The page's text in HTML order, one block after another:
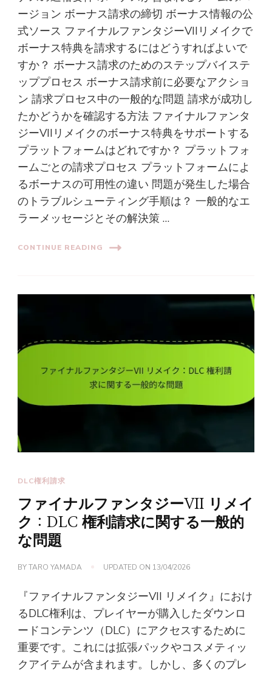
ージョン ボーナス請求の締切 ボーナス情報の公
式ソース ファイナルファンタジーVIIリメイクで
ボーナス特典を請求するにはどうすればよいで
すか？ ボーナス請求のためのステップバイステ
ッププロセス ボーナス請求前に必要なアクショ
ン 請求プロセス中の一般的な問題 請求が成功し
たかどうかを確認する方法 ファイナルファンタ
ジーVIIリメイクのボーナス特典をサポートする
プラットフォームはどれですか？ プラットフォ
ームごとの請求プロセス プラットフォームによ
るボーナスの可用性の違い 問題が発生した場合
のトラブルシューティング手順は？ 一般的なエ
ラーメッセージとその解決策 …
CONTINUE READING
DLC権利請求
ファイナルファンタジーVII リメイ
ク：DLC 権利請求に関する一般的
な問題
BYTARO YAMADA UPDATED ON 13/04/2026
『ファイナルファンタジーVII リメイク』におけ
るDLC権利は、プレイヤーが購入したダウンロ
ードコンテンツ（DLC）にアクセスするために
重要です。これには拡張パックやコスメティッ
クアイテムが含まれます。しかし、多くのプレ